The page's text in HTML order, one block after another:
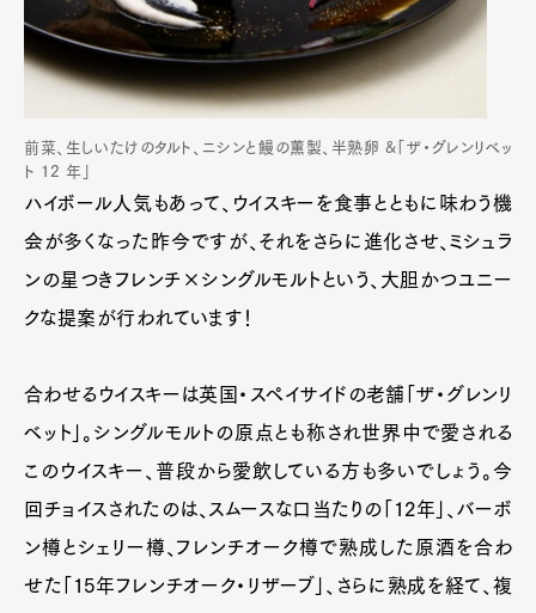
前菜、生しいたけのタルト、ニシンと鰻の薫製、半熟卵 &「ザ・グレンリベッ
ト 12 年」
ハイボール人気もあって、ウイスキーを食事とともに味わう機
会が多くなった昨今ですが、それをさらに進化させ、ミシュラ
ンの星つきフレンチ×シングルモルトという、大胆かつユニー
クな提案が行われています！
合わせるウイスキーは英国・スペイサイドの老舗「ザ・グレンリ
ベット」。シングルモルトの原点とも称され世界中で愛される
このウイスキー、普段から愛飲している方も多いでしょう。今
回チョイスされたのは、スムースな口当たりの「12年」、バーボ
ン樽とシェリー樽、フレンチオーク樽で熟成した原酒を合わ
せた「15年フレンチオーク・リザーブ」、さらに熟成を経て、複